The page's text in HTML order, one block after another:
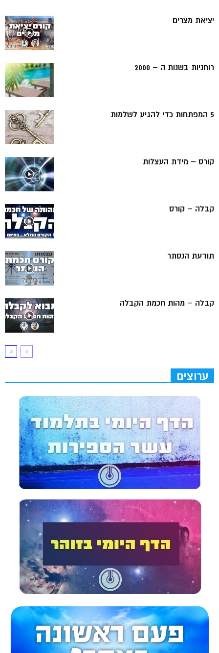
יציאת מצרים
רוחניות בשנות ה – 2000
5 המפתחות כדי להגיע לשלמות
קורס – מידת העצלות
קבלה – קורס
תודעת הנסתר
קבלה – מהות חכמת הקבלה
ערוצים